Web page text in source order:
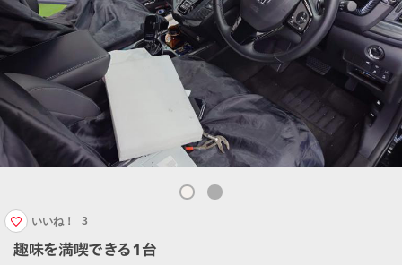
趣味を満喫できる1台
いいね！ 3